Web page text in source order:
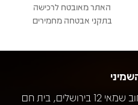
האתר מאובטח לרכישה
בתקני אבטחה מחמירים
חנות תקליטים מיתולוגית ברחוב שמאי 12 בירושלים, בית חם